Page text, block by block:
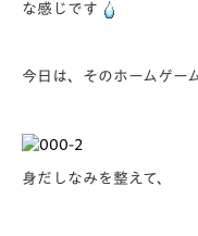
な感じです
今日は、そのホームゲー
身だしなみを整えて、